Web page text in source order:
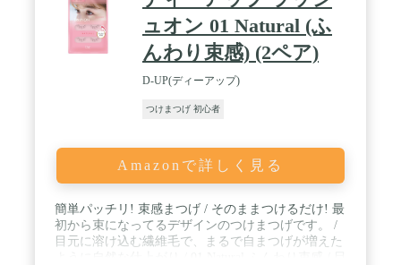
ュオン 01 Natural (ふ
んわり束感) (2ペア)
D-UP(ディーアップ)
つけまつげ 初心者
Amazonで詳しく見る
簡単パッチリ! 束感まつげ / そのままつけるだけ! 最
初から束になってるデザインのつけまつげです。 /
目元に溶け込む繊維毛で、まるで自まつげが増えた